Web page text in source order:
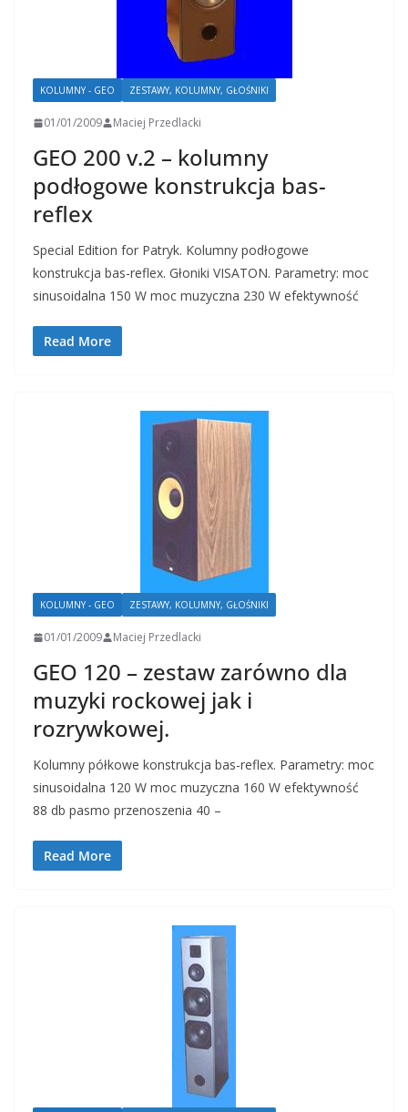
KOLUMNY - GEO ZESTAWY, KOLUMNY, GŁOŚNIKI
01/01/2009 Maciej Przedlacki
GEO 200 v.2 – kolumny
podłogowe konstrukcja bas-
reflex
Special Edition for Patryk. Kolumny podłogowe
konstrukcja bas-reflex. Głoniki VISATON. Parametry: moc
sinusoidalna 150 W moc muzyczna 230 W efektywność
Read More
KOLUMNY - GEO ZESTAWY, KOLUMNY, GŁOŚNIKI
01/01/2009 Maciej Przedlacki
GEO 120 – zestaw zarówno dla
muzyki rockowej jak i
rozrywkowej.
Kolumny półkowe konstrukcja bas-reflex. Parametry: moc
sinusoidalna 120 W moc muzyczna 160 W efektywność
88 db pasmo przenoszenia 40 –
Read More